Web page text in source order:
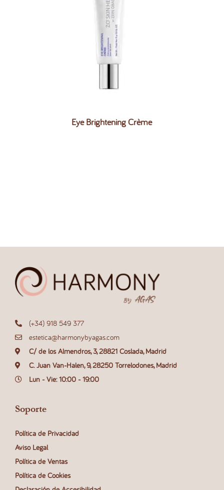
Eye Brightening Crème
(+34) 918 549 377
estetica@harmonybyagas.com
C/ de los Almendros, 3, 28821 Coslada, Madrid
C. Juan Van-Halen, 9, 28250 Torrelodones, Madrid
Lun - Vie: 10:00 - 19:00
Soporte
Política de Privacidad
Aviso Legal
Política de Ventas
Política de Cookies